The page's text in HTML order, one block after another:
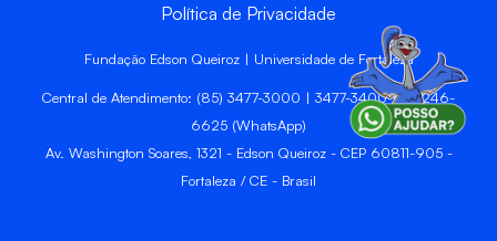
Política de Privacidade
Fundação Edson Queiroz | Universidade de Fortaleza
Central de Atendimento: (85) 3477-3000 | 3477-3400 | 99246-
6625 (WhatsApp)
Av. Washington Soares, 1321 - Edson Queiroz - CEP 60811-905 -
Fortaleza / CE - Brasil